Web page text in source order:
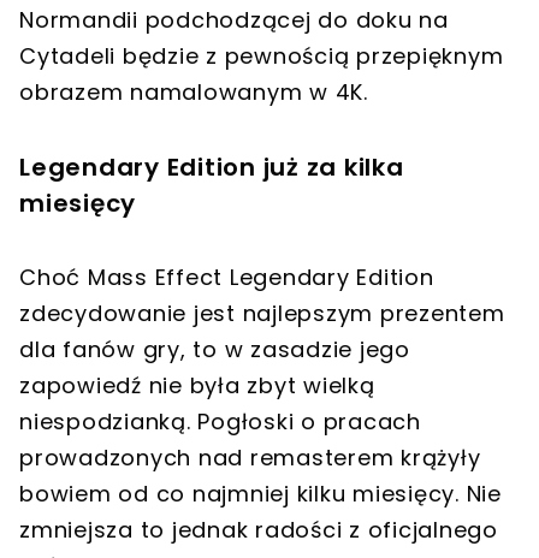
Normandii podchodzącej do doku na
Cytadeli będzie z pewnością przepięknym
obrazem namalowanym w 4K.
Legendary Edition już za kilka
miesięcy
Choć Mass Effect Legendary Edition
zdecydowanie jest najlepszym prezentem
dla fanów gry, to w zasadzie jego
zapowiedź nie była zbyt wielką
niespodzianką. Pogłoski o pracach
prowadzonych nad remasterem krążyły
bowiem od co najmniej kilku miesięcy. Nie
zmniejsza to jednak radości z oficjalnego